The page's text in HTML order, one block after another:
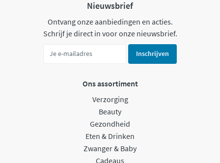
Nieuwsbrief
Ontvang onze aanbiedingen en acties.
Schrijf je direct in voor onze nieuwsbrief.
Inschrijven
Ons assortiment
Verzorging
Beauty
Gezondheid
Eten & Drinken
Zwanger & Baby
Cadeaus